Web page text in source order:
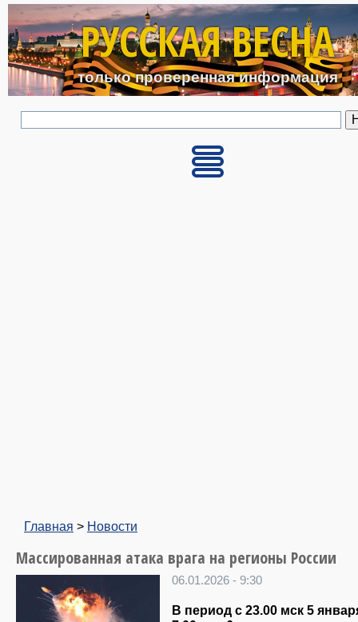
Перейти к основному
РУССКАЯ ВЕСНА
только проверенная информация
Главная > Новости
Массированная атака врага на регионы России
06.01.2026 - 9:30
В период с 23.00 мск 5